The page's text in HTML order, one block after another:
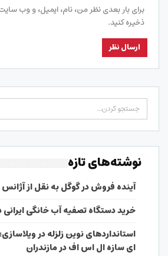
برای بار بعدی نظر من، نام، ایمیل، و وب
ذخیره کنید.
نوشته‌های تازه
آینده فروش در گوگل به نقل از
خرید دستگاه تصفیه آب خانگی ایرانی
استانداردهای نوین زلزله در
ای سازه ال اس اف در مازندران